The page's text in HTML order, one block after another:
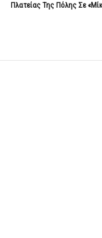
Πλατείας Της Πόλης Σε